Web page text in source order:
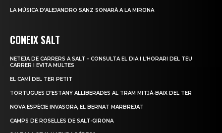
LA MÚSICA D’ALEJANDRO SANZ SONARÀ A LA MIRONA
CONEIX SALT
NETEJA DE CARRERS A SALT – CONSULTA EL DIA I L’HORARI DEL TEU
CARRER I EVITA MULTES
EL CAMÍ DEL TER PETIT
TORTUGUES D’ESTANY ALLIBERADES AL TRAM MITJÀ-BAIX DEL TER
NOVA ESPÈCIE INVASORA, EL BERNAT MARBREJAT
CAMPS DE ROSELLES DE SALT-GIRONA